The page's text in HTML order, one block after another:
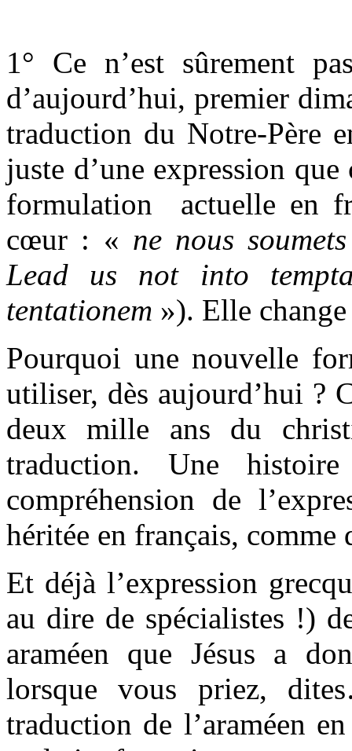
1° Ce n’est sûrement
d’aujourd’hui, premier
traduction du Notre-Père
juste d’une expression
formulation actuelle en
cœur : « ne nous
Lead us not into
tentationem »). Elle
Pourquoi une nouvelle
utiliser, dès aujourd’hui ?
deux mille ans du
traduction. Une
compréhension de
héritée en français, comme
Et déjà l’expression
au dire de spécialistes !)
araméen que Jésus a
lorsque vous priez,
traduction de l’araméen